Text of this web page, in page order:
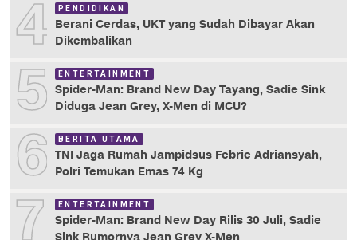
4 PENDIDIKAN
Berani Cerdas, UKT yang Sudah Dibayar Akan
Dikembalikan
5 ENTERTAINMENT
Spider-Man: Brand New Day Tayang, Sadie Sink
Diduga Jean Grey, X-Men di MCU?
6 BERITA UTAMA
TNI Jaga Rumah Jampidsus Febrie Adriansyah,
Polri Temukan Emas 74 Kg
7 ENTERTAINMENT
Spider-Man: Brand New Day Rilis 30 Juli, Sadie